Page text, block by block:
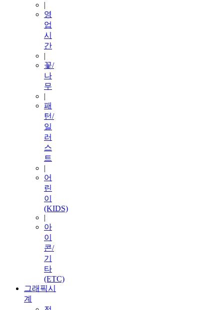
|
영
업
시
간
|
꽃/
나
무
|
패
턴/
일
러
스
트
|
어
린
이
(KIDS)
|
아
이
콘/
기
타
(ETC)
그래픽시
계